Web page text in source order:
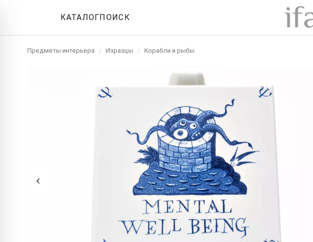
КАТАЛОГПОИСК
Предметы интерьера / Изразцы / Корабли и рыбы
‹